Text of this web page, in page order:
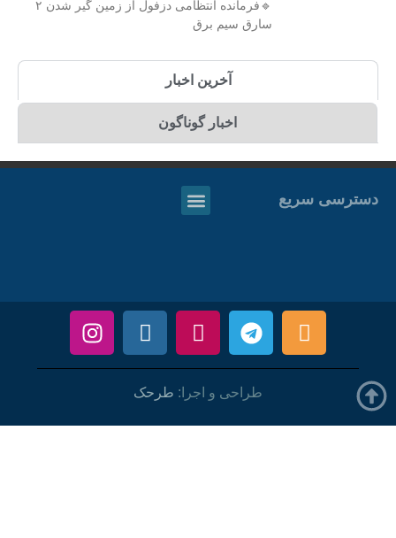
🔹فرمانده انتظامی دزفول از زمین گیر شدن ۲
سارق سیم برق
آخرین اخبار
اخبار گوناگون
دسترسی سریع
طراحی و اجرا: طرحک